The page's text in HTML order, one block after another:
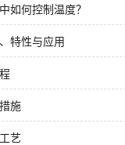
如何控制温度？
特性与应用
施
艺